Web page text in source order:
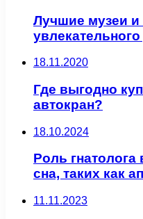
Лучшие музеи
увлекательного
18.11.2020
Где выгодно
автокран?
18.10.2024
Роль
сна, таких как
11.11.2023